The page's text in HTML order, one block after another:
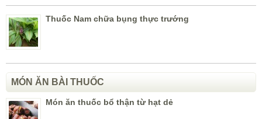
Thuốc Nam chữa bụng thực trướng
MÓN ĂN BÀI THUỐC
Món ăn thuốc bổ thận từ hạt dẻ